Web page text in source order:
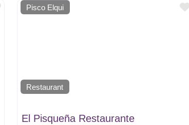
FavoritoPisco Elqui
Restaurant
El Pisqueña Restaurante